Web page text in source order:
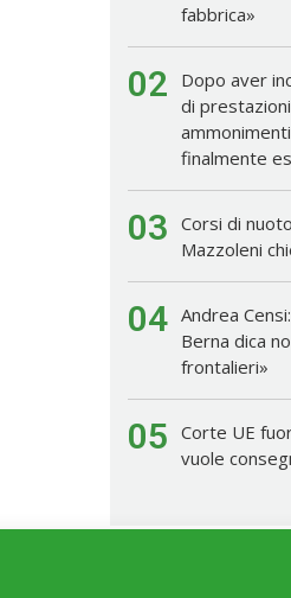
fabbrica»
02
Dopo aver
di
finalmente
03 Corsi di
Mazzoleni
04 Andrea
Berna dica
frontalieri»
05 Corte UE
vuole